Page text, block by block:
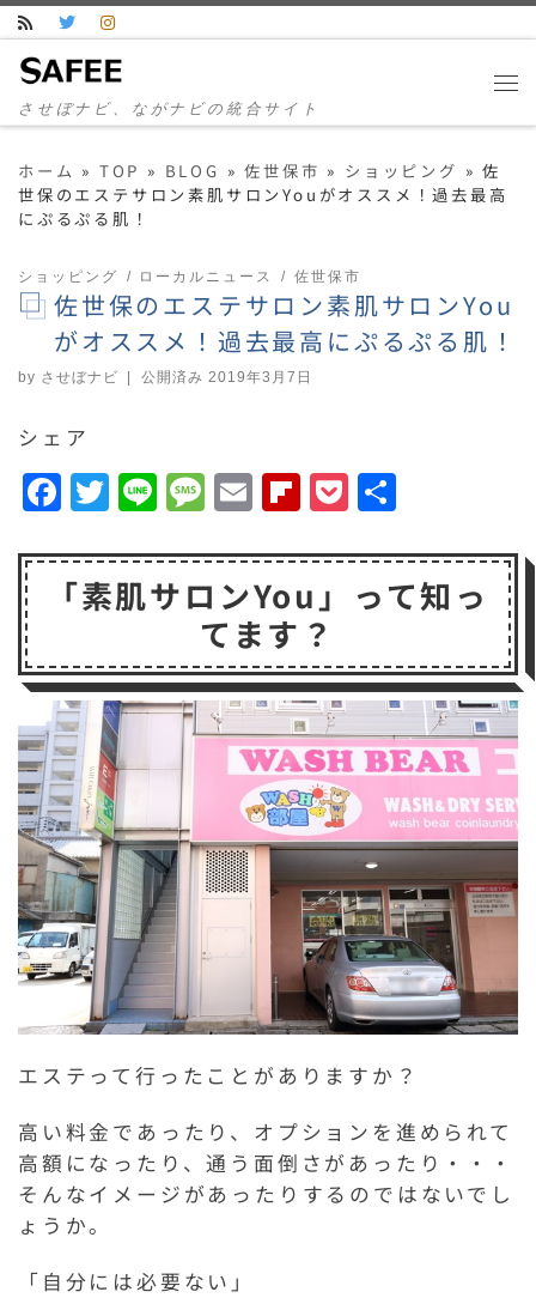
コンテンツへスキップ
させぼナビ、ながナビの統合サイト
ホーム » TOP » BLOG » 佐世保市 » ショッピング » 佐
世保のエステサロン素肌サロンYouがオススメ！過去最高
にぷるぷる肌！
ショッピング ローカルニュース 佐世保市
佐世保のエステサロン素肌サロンYou
がオススメ！過去最高にぷるぷる肌！
by させぼナビ | 公開済み 2019年3月7日
シェア
F
c
e
o
o
k
T
it
t
r
Li
e
M
s
s
a
g
e
E
a
il
F
p
b
o
a
r
d
P
c
k
t
「素肌サロンYou」って知っ
てます？
エステって行ったことがありますか？
高い料金であったり、オプションを進められて
高額になったり、通う面倒さがあったり・・・
そんなイメージがあったりするのではないでし
ょうか。
「自分には必要ない」